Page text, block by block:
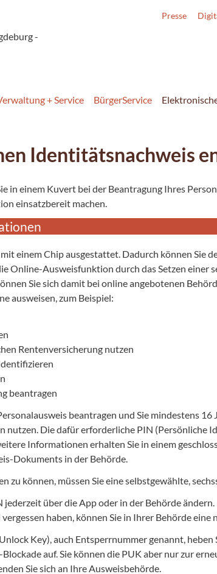
Presse
+ Service BürgerService
Identitätsnachweis
in einem Kuvert bei der Beantragung Ihres
einsatzbereit machen.
einem Chip ausgestattet. Dadurch können Sie
Online-Ausweisfunktion durch das Setzen einer
Sie sich damit bei online angebotenen
ausweisen, zum Beispiel:
Rentenversicherung nutzen
beantragen
beantragen und Sie mindestens 16
nutzen. Die dafür erforderliche PIN (Persönliche
Informationen erhalten Sie in einem
Dokuments in der Behörde.
zu können, müssen Sie eine selbstgewählte,
jederzeit über die App oder in der Behörde ändern.
haben, können Sie in Ihrer Behörde eine
Key), auch Entsperrnummer genannt, heben
auf. Sie können die PUK aber nur zur
Sie sich an Ihre Ausweisbehörde.